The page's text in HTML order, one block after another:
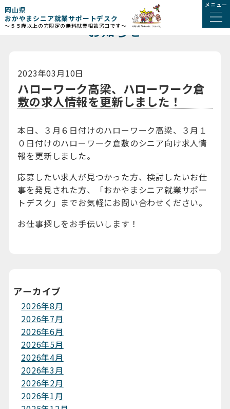
岡山県
おかやまシニア就業サポートデスク
～５５歳以上の方限定の無料就業相談窓口です～
メニュー
お知らせ
2023年03月10日
ハローワーク高梁、ハローワーク倉
敷の求人情報を更新しました！
本日、３月６日付けのハローワーク高梁、３月１
０日付けのハローワーク倉敷のシニア向け求人情
報を更新しました。
応募したい求人が見つかった方、検討したいお仕
事を発見された方、「おかやまシニア就業サポー
トデスク」までお気軽にお問い合わせください。
お仕事探しをお手伝いします！
アーカイブ
2026年8月
2026年7月
2026年6月
2026年5月
2026年4月
2026年3月
2026年2月
2026年1月